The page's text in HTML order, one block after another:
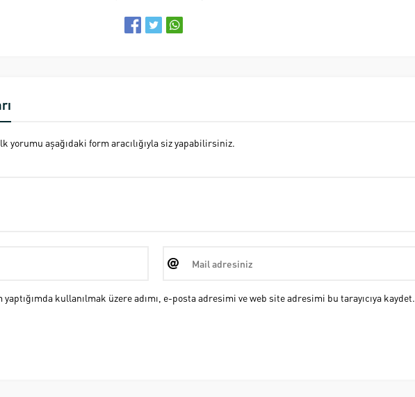
yorumu aşağıdaki form aracılığıyla siz yapabilirsiniz.
kullanılmak üzere adımı, e-posta adresimi ve web site adresimi bu tarayıcıya kaydet.